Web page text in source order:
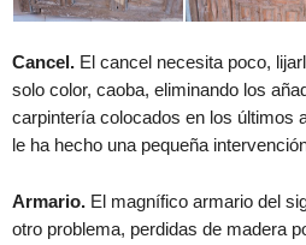
Cancel. El cancel necesita poco,
solo color, caoba, eliminando los
carpintería colocados en los últimos
le ha hecho una pequeña
Armario. El magnífico armario del
otro problema, perdidas de madera